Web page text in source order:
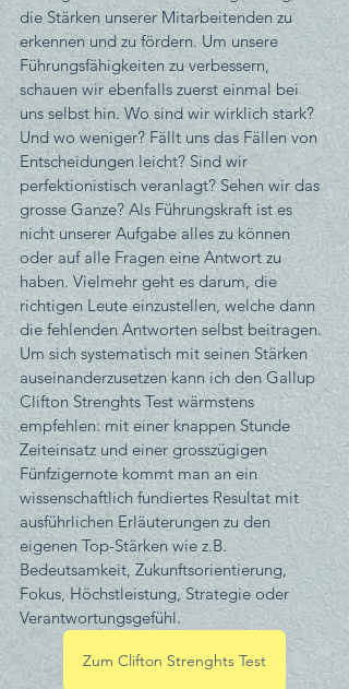
die Stärken unserer Mitarbeitenden zu
erkennen und zu fördern. Um unsere
Führungsfähigkeiten zu verbessern,
schauen wir ebenfalls zuerst einmal bei
uns selbst hin. Wo sind wir wirklich stark?
Und wo weniger? Fällt uns das Fällen von
Entscheidungen leicht? Sind wir
perfektionistisch veranlagt? Sehen wir das
grosse Ganze? Als Führungskraft ist es
nicht unserer Aufgabe alles zu können
oder auf alle Fragen eine Antwort zu
haben. Vielmehr geht es darum, die
richtigen Leute einzustellen, welche dann
die fehlenden Antworten selbst beitragen.
Um sich systematisch mit seinen Stärken
auseinanderzusetzen kann ich den Gallup
Clifton Strenghts Test wärmstens
empfehlen: mit einer knappen Stunde
Zeiteinsatz und einer grosszügigen
Fünfzigernote kommt man an ein
wissenschaftlich fundiertes Resultat mit
ausführlichen Erläuterungen zu den
eigenen Top-Stärken wie z.B.
Bedeutsamkeit, Zukunftsorientierung,
Fokus, Höchstleistung, Strategie oder
Verantwortungsgefühl.
Zum Clifton Strenghts Test